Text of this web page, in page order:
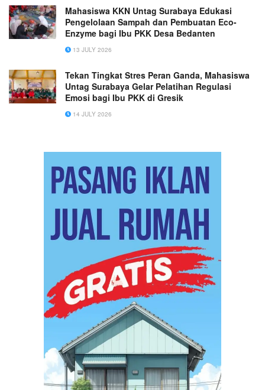
Mahasiswa KKN Untag Surabaya Edukasi
Pengelolaan Sampah dan Pembuatan Eco-
Enzyme bagi Ibu PKK Desa Bedanten
13 JULY 2026
Tekan Tingkat Stres Peran Ganda, Mahasiswa
Untag Surabaya Gelar Pelatihan Regulasi
Emosi bagi Ibu PKK di Gresik
14 JULY 2026